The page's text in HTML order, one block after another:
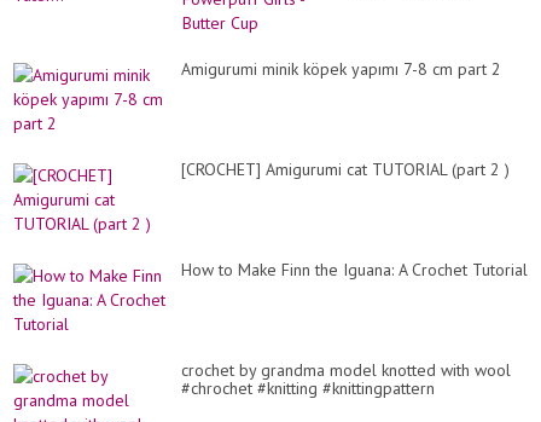
Amigurumi minik köpek yapımı 7-8 cm part 2
[CROCHET] Amigurumi cat TUTORIAL (part 2 )
How to Make Finn the Iguana: A Crochet Tutorial
crochet by grandma model knotted with wool
#chrochet #knitting #knittingpattern